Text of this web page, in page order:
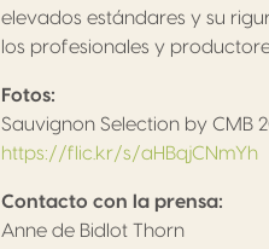
elevados estándares y su
los profesionales y
Fotos:
Sauvignon Selection by CMB
https://flic.kr/s/aHBqjCNmYh
Contacto con la prensa:
Anne de Bidlot Thorn